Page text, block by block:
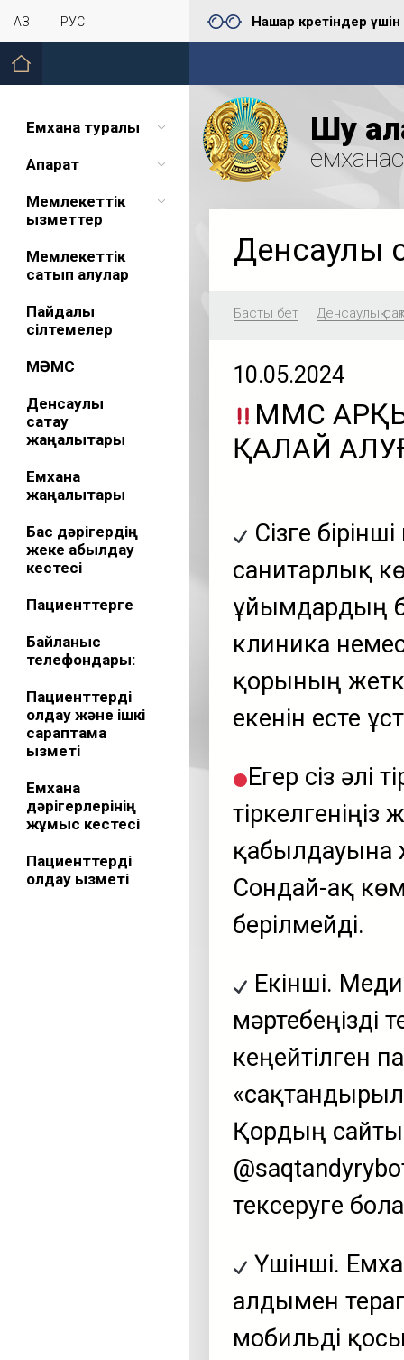
ҚАЗ РУС Нашар көретіндер үшін
Емхана туралы
Ақпарат
Мемлекеттік
қызметтер
Мемлекеттік
сатып алулар
Пайдалы
сілтемелер
МӘМС
Денсаулық
сақтау
жаңалықтары
Емхана
жаңалықтары
Бас дәрігердің
жеке қабылдау
кестесі
Пациенттерге
Байланыс
телефондары:
Пациенттерді
қолдау және ішкі
сараптама
қызметі
Емхана
дәрігерлерінің
жұмыс кестесі
Пациенттерді
қолдау қызметі
Шу
Денсаулық
Басты бет Денсаулық
10.05.2024
МӘМС
ҚАЛАЙ
Сізге
санитарлық
ұйымдардың
клиника
қорының
екенін есте
Егер сіз әлі
тіркелгеніңіз
қабылдауына
Сондай-ақ
берілмейді.
Екінші.
мәртебеңізді
кеңейтілген
Қордың
тексеруге
Үшінші.
алдымен
мобильді